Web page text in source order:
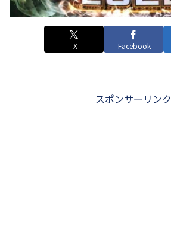
X Facebook
スポンサーリンク